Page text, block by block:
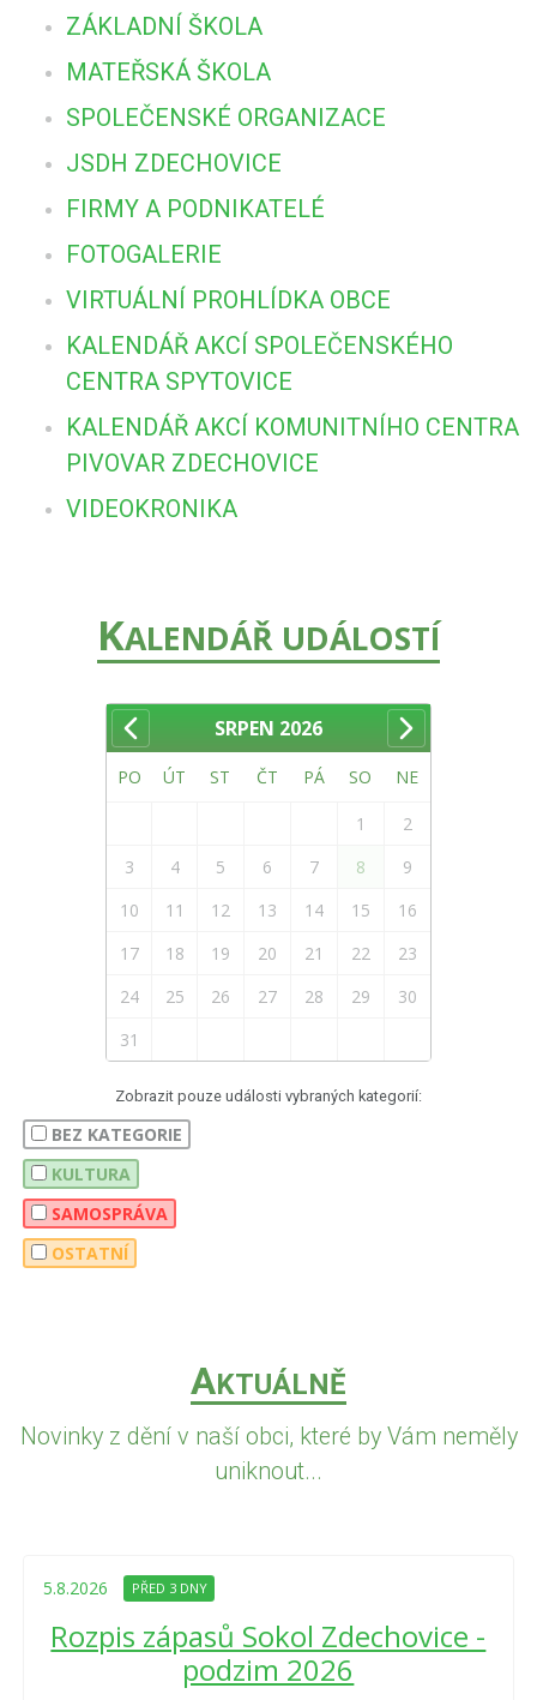
ZÁKLADNÍ ŠKOLA
MATEŘSKÁ ŠKOLA
SPOLEČENSKÉ ORGANIZACE
JSDH ZDECHOVICE
FIRMY A PODNIKATELÉ
FOTOGALERIE
VIRTUÁLNÍ PROHLÍDKA OBCE
KALENDÁŘ AKCÍ SPOLEČENSKÉHO
CENTRA SPYTOVICE
KALENDÁŘ AKCÍ KOMUNITNÍHO CENTRA
PIVOVAR ZDECHOVICE
VIDEOKRONIKA
KALENDÁŘ UDÁLOSTÍ
SRPEN 2026
PO ÚT ST ČT PÁ SO NE
1
2
3
4 5 6 7 8
9
10
11 12 13 14 15
16
17
18 19 20 21 22
23
24
25 26 27 28 29
30
31
Zobrazit pouze události vybraných kategorií:
BEZ KATEGORIE
KULTURA
SAMOSPRÁVA
OSTATNÍ
AKTUÁLNĚ
Novinky z dění v naší obci, které by Vám neměly
uniknout...
5.8.2026 PŘED 3 DNY
Rozpis zápasů Sokol Zdechovice -
podzim 2026